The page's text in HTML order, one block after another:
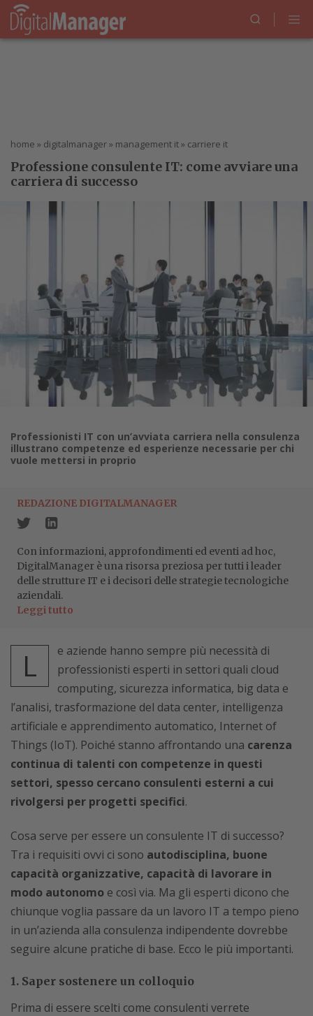
home » digitalmanager» management it» carriere it
Professione consulente IT: come avviare una
carriera di successo
Professionisti IT con un’avviata carriera nella consulenza
illustrano competenze ed esperienze necessarie per chi
vuole mettersi in proprio
REDAZIONE DIGITALMANAGER
Con informazioni, approfondimenti ed eventi ad hoc,
DigitalManager è una risorsa preziosa per tutti i leader
delle strutture IT e i decisori delle strategie tecnologiche
aziendali.
Leggi tutto
L
e aziende hanno sempre più necessità di
professionisti esperti in settori quali cloud
computing, sicurezza informatica, big data e
l’analisi, trasformazione del data center, intelligenza
artificiale e apprendimento automatico, Internet of
Things (IoT). Poiché stanno affrontando una carenza
continua di talenti con competenze in questi
settori, spesso cercano consulenti esterni a cui
rivolgersi per progetti specifici.
Cosa serve per essere un consulente IT di successo?
Tra i requisiti ovvi ci sono autodisciplina, buone
capacità organizzative, capacità di lavorare in
modo autonomo e così via. Ma gli esperti dicono che
chiunque voglia passare da un lavoro IT a tempo pieno
in un’azienda alla consulenza indipendente dovrebbe
seguire alcune pratiche di base. Ecco le più importanti.
1. Saper sostenere un colloquio
Prima di essere scelti come consulenti verrete